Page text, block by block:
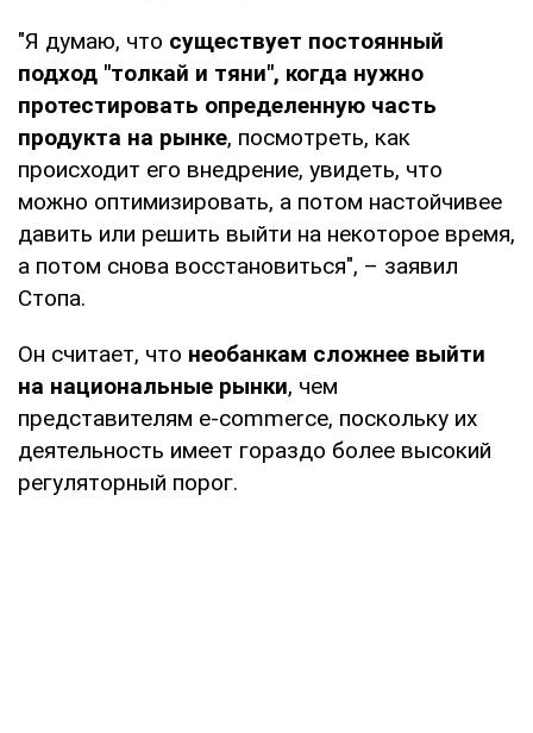
"Я думаю, что существует постоянный
подход "толкай и тяни", когда нужно
протестировать определенную часть
продукта на рынке, посмотреть, как
происходит его внедрение, увидеть, что
можно оптимизировать, а потом настойчивее
давить или решить выйти на некоторое время,
а потом снова восстановиться", – заявил
Стопа.
Он считает, что необанкам сложнее выйти
на национальные рынки, чем
представителям e-commerce, поскольку их
деятельность имеет гораздо более высокий
регуляторный порог.